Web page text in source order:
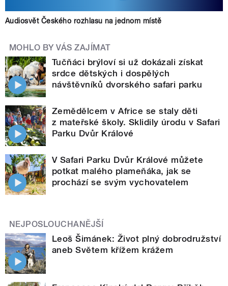
Audiosvět Českého rozhlasu na jednom místě
MOHLO BY VÁS ZAJÍMAT
Tučňáci brýloví si už dokázali získat
srdce dětských i dospělých
návštěvníků dvorského safari parku
Zemědělcem v Africe se staly děti
z mateřské školy. Sklidily úrodu v Safari
Parku Dvůr Králové
V Safari Parku Dvůr Králové můžete
potkat malého plameňáka, jak se
prochází se svým vychovatelem
NEJPOSLOUCHANĚJŠÍ
Leoš Šimánek: Život plný dobrodružství
aneb Světem křížem krážem